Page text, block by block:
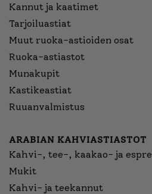
Kannut ja kaatimet
Tarjoiluastiat
Muut ruoka-astioiden osat
Ruoka-astiastot
Munakupit
Kastikeastiat
Ruuanvalmistus
ARABIAN KAHVIASTIASTOT
Kahvi-, tee-, kaakao- ja
Mukit
Kahvi- ja teekannut